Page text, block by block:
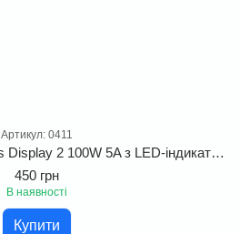
Артикул: 0411
Розумний кабель Baseus Display 2 100W 5A з LED-індикатором потужності
450 грн
В наявності
Купити